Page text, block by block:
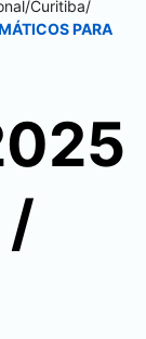
/Curitiba/
PARA
/